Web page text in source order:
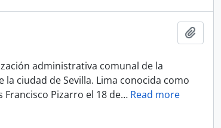
administrativa comunal de la
ciudad de Sevilla. Lima conocida como
Francisco Pizarro el 18 de… Read more